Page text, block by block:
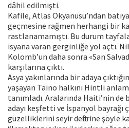
dâhil edilmişti.
Kafile, Atlas Okyanusu’ndan batıya
geçmesine rağmen herhangi bir
rastlanamamıştı. Bu durum
isyana varan gerginliğe yol açtı.
Kolomb’un daha sonra «San
karşılarına çıktı.
Asya yakınlarında bir adaya
yaşayan Taino halkını Hintli
tanımladı. Aralarında Haiti’nin
adayı keşfetti ve İspanyol bayrağı
güzelliklerini seyir defterine şöyle